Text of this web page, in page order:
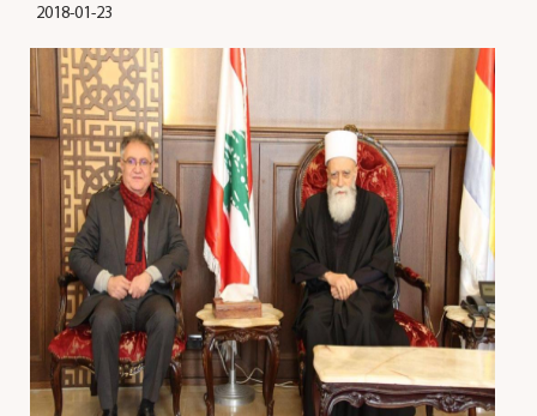
2018-01-23